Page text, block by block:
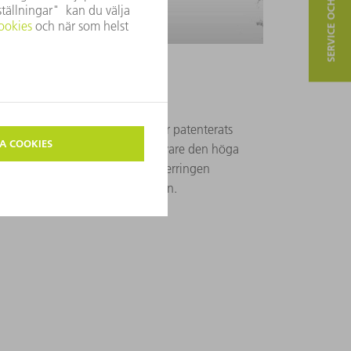
Weld. 2-i-2-LLK som har patenterats
i den här processen. Tack vare den höga
det önskade svetsdjupet. Fiberringen
därmed sprutbildningen.